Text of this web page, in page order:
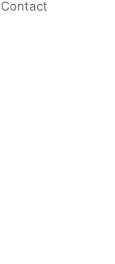
Contact